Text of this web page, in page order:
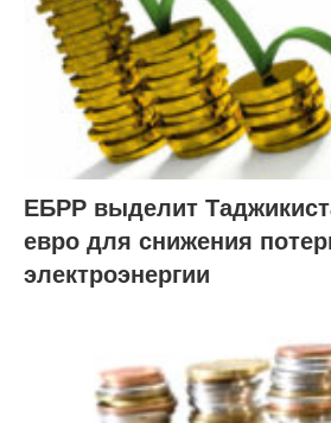
ЕБРР выделит
евро для снижения
электроэнергии